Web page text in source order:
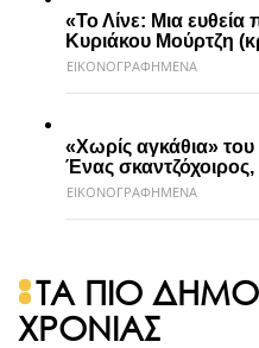
«Το Λίνε: Μια ευθεία
Κυριάκου Μούρτζη
ΕΙΚΟΝΟΓΡΑΦΗΜΕΝΑ
«Χωρίς αγκάθια»
Ένας
ΕΙΚΟΝΟΓΡΑΦΗΜΕΝΑ
ΤΑ ΠΙΟ
ΧΡΟΝΙΑΣ